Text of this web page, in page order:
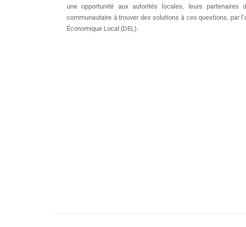
une opportunité aux autorités locales, leurs partenaires
communautaire à trouver des solutions à ces questions, par
Économique Local (DEL).